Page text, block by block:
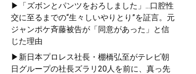
▶「ズボンとパンツをおろしました」...口腔性
交に至るまでの“生々しいやりとり”を証言。元
ジャンポケ斉藤被告が「同意があった」と信
じた理由
▶新日本プロレス社長・棚橋弘至がテレビ朝
日グループの社長ズラリ20人を前に、真っ先